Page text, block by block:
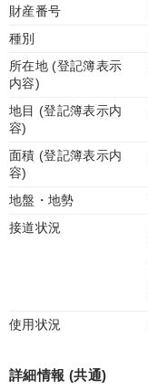
財産番号
種別
所在地 (登記簿表示
内容)
地目 (登記簿表示内
容)
面積 (登記簿表示内
容)
地盤・地勢
接道状況
使用状況
詳細情報 (共通)